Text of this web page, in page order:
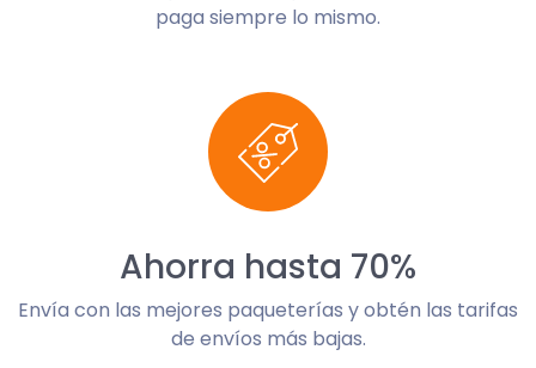
paga siempre lo mismo.
Ahorra hasta 70%
Envía con las mejores paqueterías y obtén las tarifas
de envíos más bajas.